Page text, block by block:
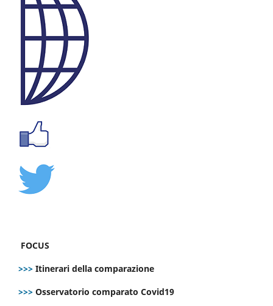
FOCUS
>>> Itinerari della comparazione
>>> Osservatorio comparato Covid19